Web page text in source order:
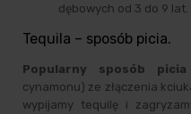
dębowych od 3 do 9 lat.
Tequila – sposób picia.
Popularny sposób picia
cynamonu) ze złączenia
wypijamy tequilę i